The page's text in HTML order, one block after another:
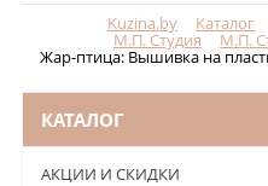
Kuzina.by Каталог
М.П. Студия М.П.
Жар-птица: Вышивка на
КАТАЛОГ
АКЦИИ И СКИДКИ